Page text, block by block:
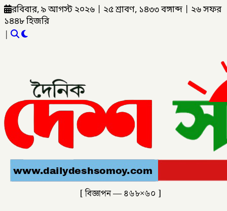
রবিবার, ৯ আগস্ট ২০২৬ ২৫ শ্রাবণ, ১৪৩৩ বঙ্গাব্দ
২৬ সফর
১৪৪৮ হিজরি
|
[ বিজ্ঞাপন — ৪৬৮×৬০ ]